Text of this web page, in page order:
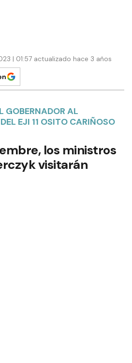
| 01:57 actualizado hace 3 años
GOBERNADOR AL
EJI 11 OSITO CARIÑOSO
los ministros
visitarán